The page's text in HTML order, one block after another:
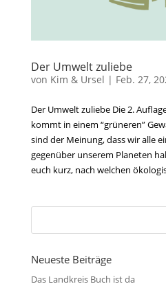
Der Umwelt zuliebe
von Kim & Ursel | Feb. 27,
Der Umwelt zuliebe Die 2.
kommt in einem “grüneren”
sind der Meinung, dass wir alle
gegenüber unserem Planeten
euch kurz, nach welchen
Neueste Beiträge
Das Landkreis Buch ist da